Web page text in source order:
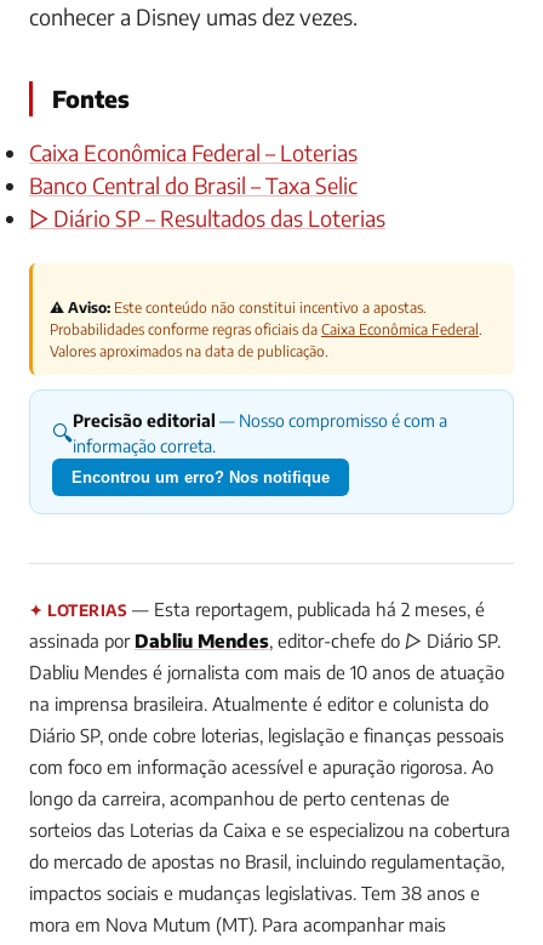
conhecer a Disney umas dez vezes.
Fontes
Caixa Econômica Federal – Loterias
Banco Central do Brasil – Taxa Selic
▷ Diário SP – Resultados das Loterias
⚠️ Aviso: Este conteúdo não constitui incentivo a apostas.
Probabilidades conforme regras oficiais da Caixa Econômica Federal.
Valores aproximados na data de publicação.
🔍Precisão editorial — Nosso compromisso é com a
informação correta.
Encontrou um erro? Nos notifique
✦ LOTERIAS — Esta reportagem, publicada há 2 meses, é
assinada por Dabliu Mendes, editor-chefe do ▷ Diário SP.
Dabliu Mendes é jornalista com mais de 10 anos de atuação
na imprensa brasileira. Atualmente é editor e colunista do
Diário SP, onde cobre loterias, legislação e finanças pessoais
com foco em informação acessível e apuração rigorosa. Ao
longo da carreira, acompanhou de perto centenas de
sorteios das Loterias da Caixa e se especializou na cobertura
do mercado de apostas no Brasil, incluindo regulamentação,
impactos sociais e mudanças legislativas. Tem 38 anos e
mora em Nova Mutum (MT). Para acompanhar mais